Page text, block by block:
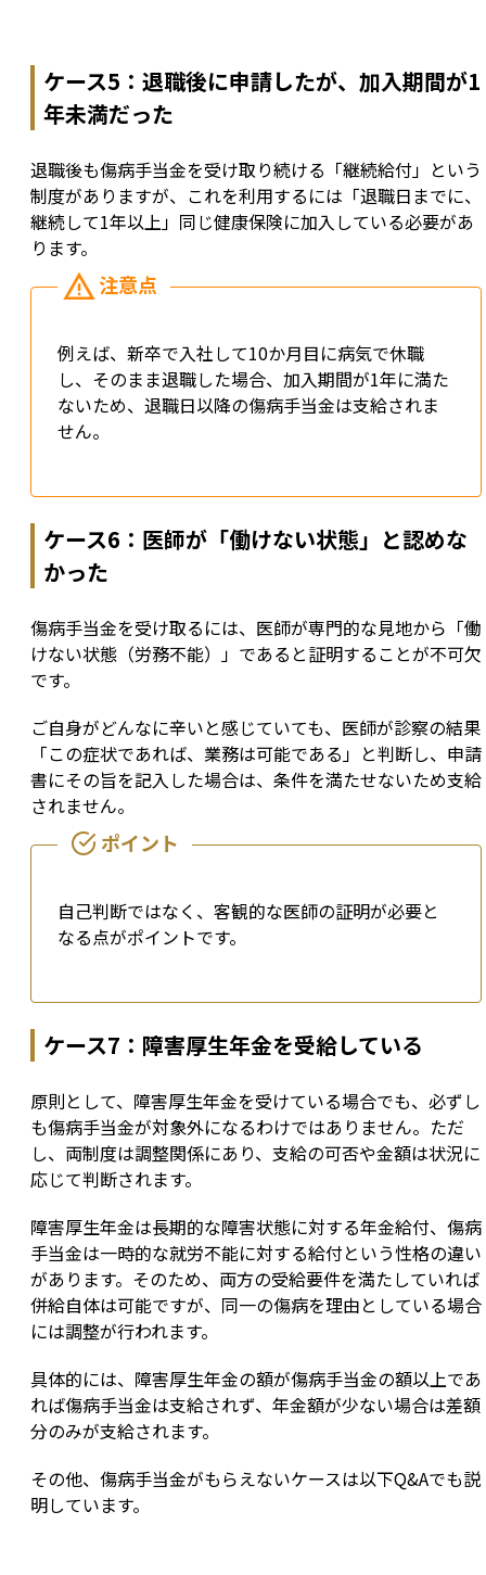
ケース5：退職後に申請したが、加入期間が1
年未満だった
退職後も傷病手当金を受け取り続ける「継続給付」という
制度がありますが、これを利用するには「退職日までに、
継続して1年以上」同じ健康保険に加入している必要があ
ります。
例えば、新卒で入社して10か月目に病気で休職
し、そのまま退職した場合、加入期間が1年に満た
ないため、退職日以降の傷病手当金は支給されま
せん。
ケース6：医師が「働けない状態」と認めな
かった
傷病手当金を受け取るには、医師が専門的な見地から「働
けない状態（労務不能）」であると証明することが不可欠
です。
ご自身がどんなに辛いと感じていても、医師が診察の結果
「この症状であれば、業務は可能である」と判断し、申請
書にその旨を記入した場合は、条件を満たせないため支給
されません。
自己判断ではなく、客観的な医師の証明が必要と
なる点がポイントです。
ケース7：障害厚生年金を受給している
原則として、障害厚生年金を受けている場合でも、必ずし
も傷病手当金が対象外になるわけではありません。ただ
し、両制度は調整関係にあり、支給の可否や金額は状況に
応じて判断されます。
障害厚生年金は長期的な障害状態に対する年金給付、傷病
手当金は一時的な就労不能に対する給付という性格の違い
があります。そのため、両方の受給要件を満たしていれば
併給自体は可能ですが、同一の傷病を理由としている場合
には調整が行われます。
具体的には、障害厚生年金の額が傷病手当金の額以上であ
れば傷病手当金は支給されず、年金額が少ない場合は差額
分のみが支給されます。
その他、傷病手当金がもらえないケースは以下Q&Aでも説
明しています。